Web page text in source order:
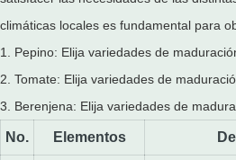
climáticas locales es fundamental para
1. Pepino: Elija variedades de
2. Tomate: Elija variedades de
3. Berenjena: Elija variedades de
No. Elementos